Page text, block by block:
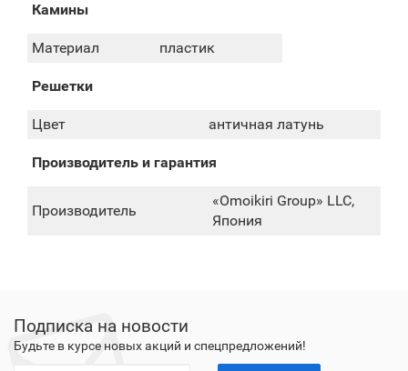
Камины
Материал пластик
Решетки
Цвет античная латунь
Производитель и гарантия
Производитель
«Omoikiri Group» LLC,
Япония
Подписка на новости
Будьте в курсе новых акций и спецпредложений!